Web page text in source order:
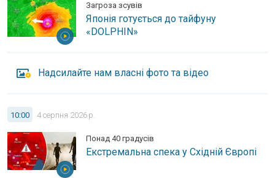
Загроза зсувів
Японія готується до тайфуну
«DOLPHIN»
Надсилайте нам власні фото та відео
Екстремальна спека у Східній Європі. Понад 40 градусів.
10:00 4 серпня 2026 р.
Понад 40 градусів
Екстремальна спека у Східній Європі